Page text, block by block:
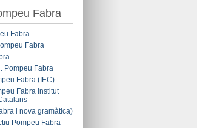
Fabra
Fabra
Fabra
Pompeu Fabra
Fabra (IEC)
Fabra Institut
i nova gramàtica)
Pompeu Fabra